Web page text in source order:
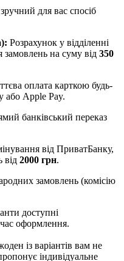
для вас спосіб
Розрахунок у відділенні
на суму від 350
оплата карткою будь-
або Apple Pay.
банківський переказ
від ПриватБанку,
від 2000 грн.
замовлень (комісію
доступні
оформлення.
із варіантів вам не
індивідуальне